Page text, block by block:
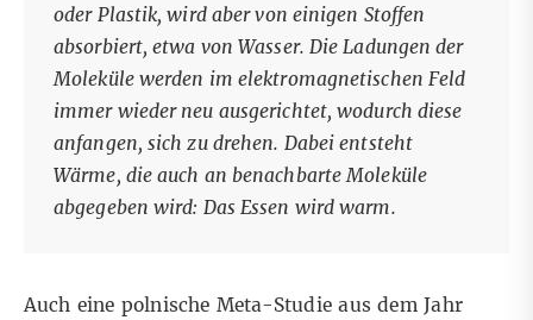
oder Plastik, wird aber von einigen Stoffen
absorbiert, etwa von Wasser. Die Ladungen der
Moleküle werden im elektromagnetischen Feld
immer wieder neu ausgerichtet, wodurch diese
anfangen, sich zu drehen. Dabei entsteht
Wärme, die auch an benachbarte Moleküle
abgegeben wird: Das Essen wird warm.
Auch einepolnische Meta-Studie aus dem Jahr